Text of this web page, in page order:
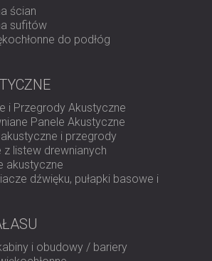
akustycznej DECIBEL spełniają
akustyczne dla środowisk
a materiały są zaprojektowane
zapewnienia optymalnego
spełniają zarówno normy
ścian
sufitów
do podłóg
i Przegrody Akustyczne
Panele Akustyczne
i przegrody
listew drewnianych
akustyczne
dźwięku, pułapki basowe i
i obudowy / bariery